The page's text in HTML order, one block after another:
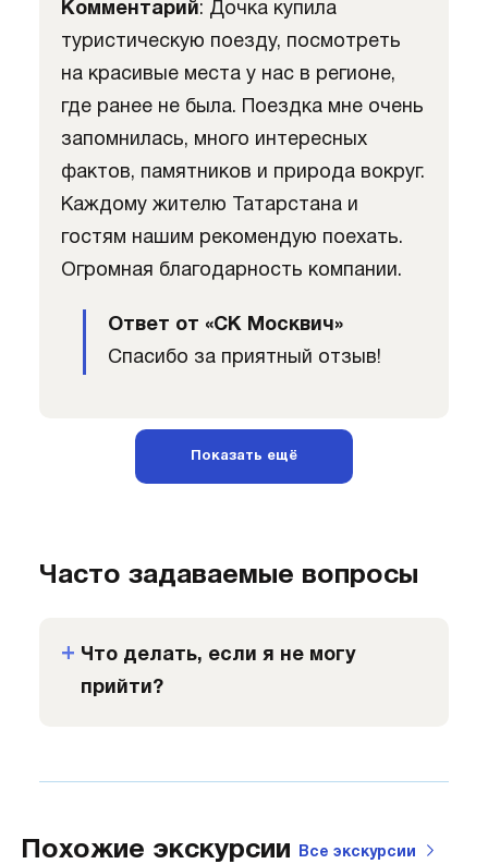
Комментарий: Дочка купила
туристическую поезду, посмотреть
на красивые места у нас в регионе,
где ранее не была. Поездка мне очень
запомнилась, много интересных
фактов, памятников и природа вокруг.
Каждому жителю Татарстана и
гостям нашим рекомендую поехать.
Огромная благодарность компании.
Ответ от «СК Москвич»
Спасибо за приятный отзыв!
Показать ещё
Часто задаваемые вопросы
Что делать, если я не могу
прийти?
Похожие экскурсии Все экскурсии